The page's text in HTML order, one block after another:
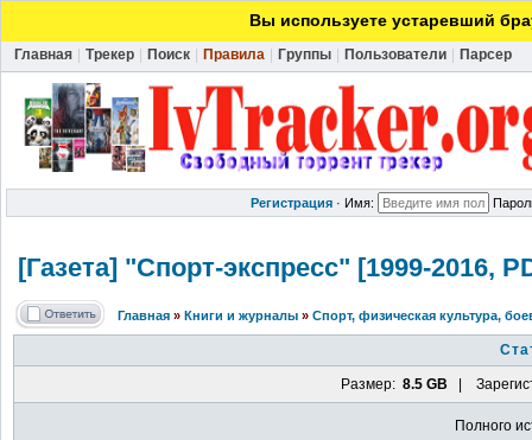
Вы используете устаревший
Главная Трекер Поиск Правила Группы Пользователи Парсер
Регистрация · Имя:
[Газета] "Спорт-экспресс" [1999-2016,
Главная » Книги и журналы » Спорт, физическая культура,
Размер: 8.5 GB |
Полного